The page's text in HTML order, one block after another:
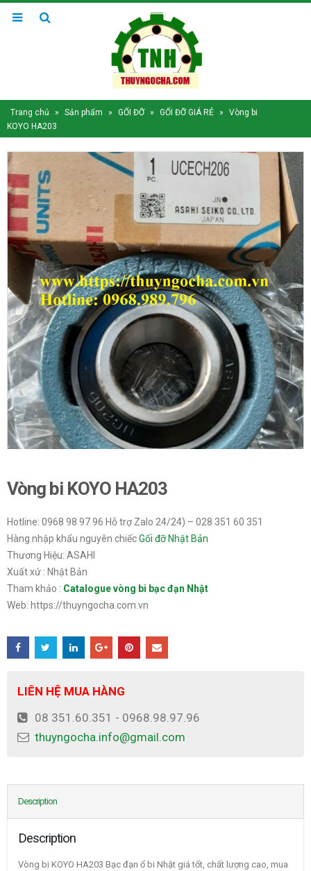
Trang chủ » Sản phẩm » GỐI ĐỠ » GỐI ĐỠ GIÁ RẺ »
Vòng bi
KOYO HA203
Vòng bi KOYO HA203
Hotline: 0968 98 97 96 Hỗ trợ Zalo 24/24) – 028 351 60 351
Hàng nhập khẩu nguyên chiếcGối đỡ Nhật Bản
Thương Hiệu: ASAHI
Xuất xứ : Nhật Bản
Tham khảo : Catalogue vòng bi bạc đạn Nhật
Web: https://thuyngocha.com.vn
LIÊN HỆ MUA HÀNG
08 351.60.351 - 0968.98.97.96
thuyngocha.info@gmail.com
Description
Description
Vòng bi KOYO HA203 Bạc đạn ổ bi Nhật giá tốt, chất lượng cao, mua